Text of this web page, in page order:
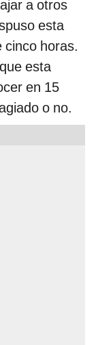
a otros
esta
cinco horas.
esta
en 15
o no.